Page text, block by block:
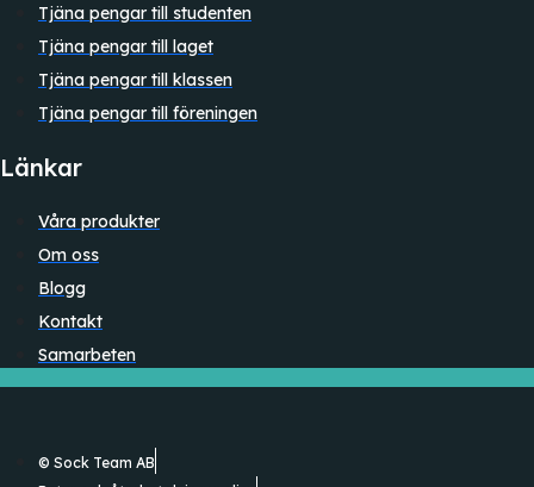
Tjäna pengar till studenten
Tjäna pengar till laget
Tjäna pengar till klassen
Tjäna pengar till föreningen
Länkar
Våra produkter
Om oss
Blogg
Kontakt
Samarbeten
© Sock Team AB